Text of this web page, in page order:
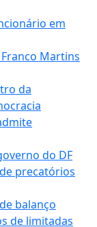
em
Martins
da
do DF
precatórios
balanço
de limitadas